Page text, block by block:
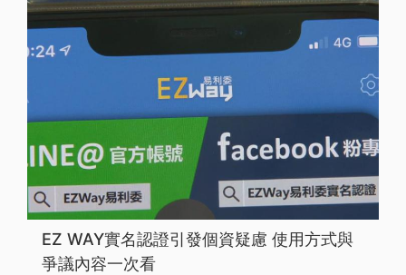
EZ WAY實名認證引發個資疑慮 使用方式與
爭議內容一次看